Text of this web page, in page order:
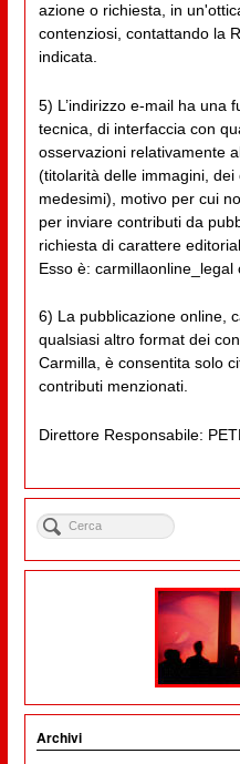
azione o richiesta, in
contenziosi, contattando la
indicata.
5) L’indirizzo e-mail ha una
tecnica, di interfaccia con
osservazioni relativamente
(titolarità delle immagini,
medesimi), motivo per cui
per inviare contributi da
richiesta di carattere
Esso è: carmillaonline_legal
6) La pubblicazione online,
qualsiasi altro format dei
Carmilla, è consentita solo
contributi menzionati.
Direttore Responsabile:
Archivi